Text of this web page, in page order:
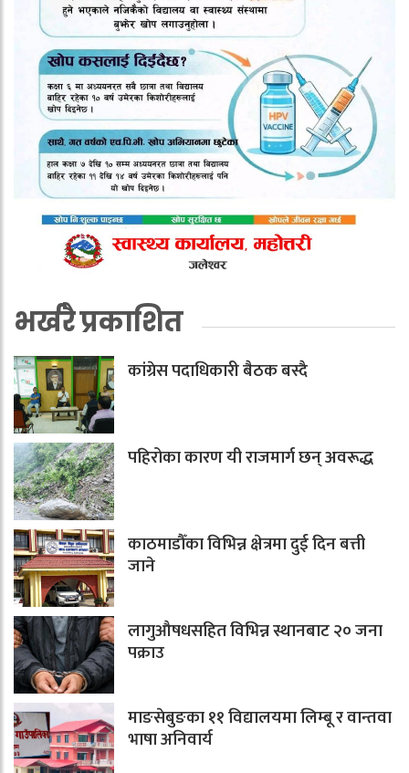
भर्खरै प्रकाशित
कांग्रेस पदाधिकारी बैठक बस्दै
पहिरोका कारण यी राजमार्ग छन् अवरूद्ध
काठमाडौँका विभिन्न क्षेत्रमा दुई दिन बत्ती
जाने
लागुऔषधसहित विभिन्न स्थानबाट २० जना
पक्राउ
माङसेबुङका ११ विद्यालयमा लिम्बू र वान्तवा
भाषा अनिवार्य